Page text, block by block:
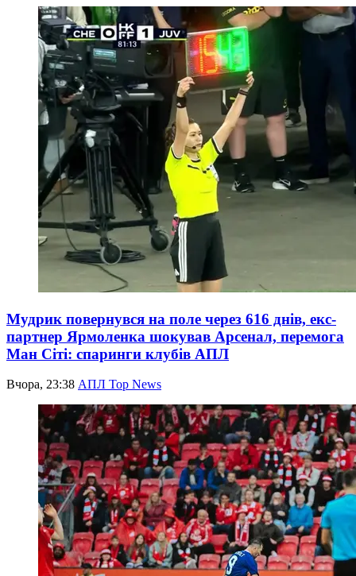
Мудрик повернувся на поле через 616 днів, екс-
партнер Ярмоленка шокував Арсенал, перемога
Ман Сіті: спаринги клубів АПЛ
Вчора, 23:38 АПЛ Top News